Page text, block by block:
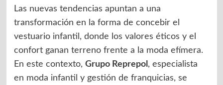
Las nuevas tendencias apuntan a una
transformación en la forma de concebir el
vestuario infantil, donde los valores éticos y el
confort ganan terreno frente a la moda efímera.
En este contexto, Grupo Reprepol , especialista
en moda infantil y gestión de franquicias, se